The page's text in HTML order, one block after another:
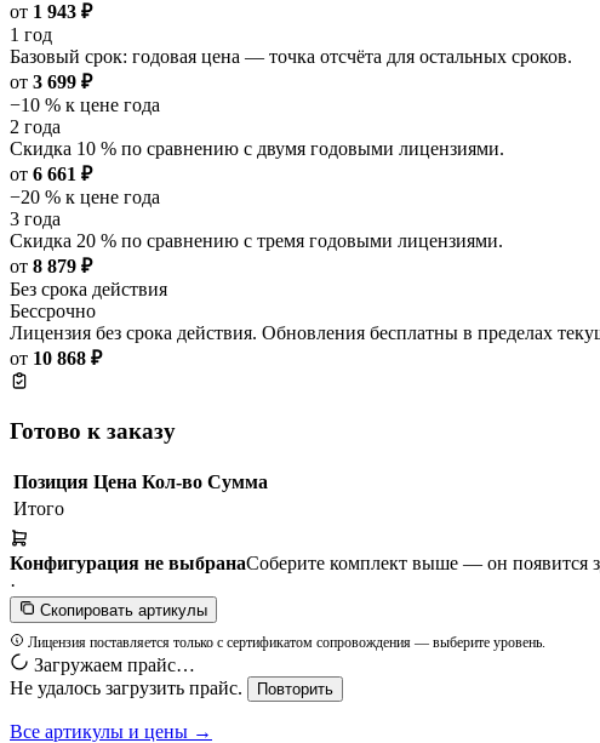
от 1 943 ₽
1 год
Базовый срок: годовая цена — точка отсчёта для остальных сроков.
от 3 699 ₽
−10 % к цене года
2 года
Скидка 10 % по сравнению с двумя годовыми лицензиями.
от 6 661 ₽
−20 % к цене года
3 года
Скидка 20 % по сравнению с тремя годовыми лицензиями.
от 8 879 ₽
Без срока действия
Бессрочно
Лицензия без срока действия. Обновления бесплатны в пределах
от 10 868 ₽
Готово к заказу
Позиция Цена Кол-во Сумма
Итого
Конфигурация не выбранаСоберите комплект выше — он появится
·
Скопировать артикулы
Лицензия поставляется только с сертификатом сопровождения — выберите уровень.
Загружаем прайс…
Не удалось загрузить прайс.
Повторить
Все артикулы и цены →